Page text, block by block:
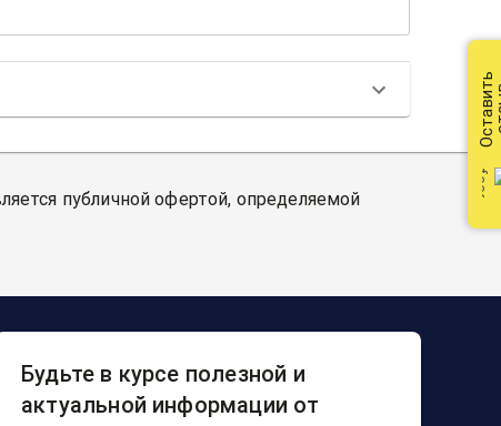
публичной офертой, определяемой
Будьте в курсе полезной и
актуальной информации от
Оставить